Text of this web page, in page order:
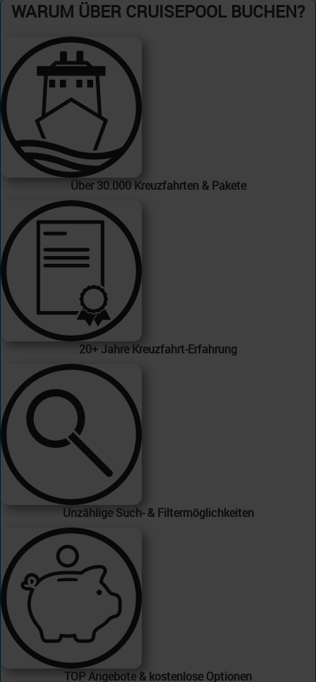
WARUM ÜBER CRUISEPOOL BUCHEN?
Über 30.000 Kreuzfahrten & Pakete
20+ Jahre Kreuzfahrt-Erfahrung
Unzählige Such- & Filtermöglichkeiten
TOP Angebote & kostenlose Optionen